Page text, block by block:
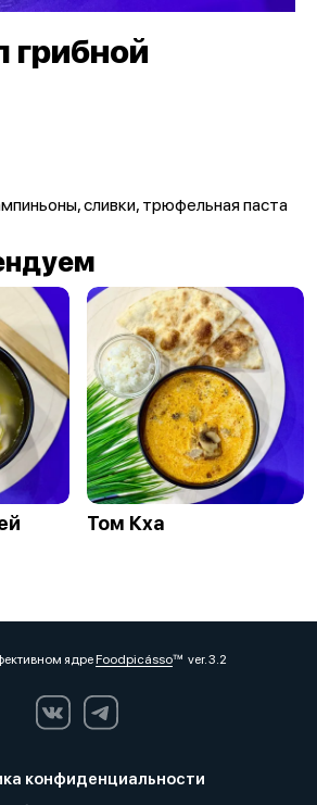
грибной
сливки, трюфельная паста
Том Кха
ядреFoodpicássover. 3.2
конфиденциальности